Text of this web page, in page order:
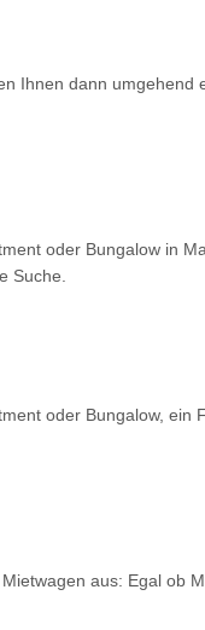
Ihnen dann umgehend
oder Bungalow in
Suche.
oder Bungalow, ein
aus: Egal ob